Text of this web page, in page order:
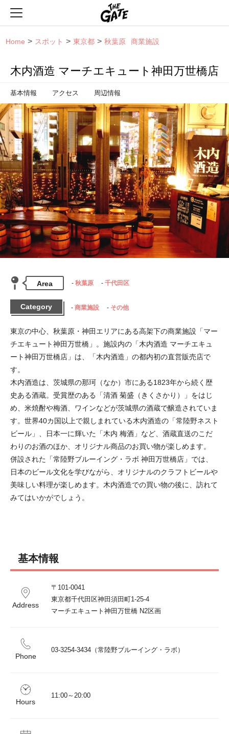
Home スポット 東京都 秋葉原 商業施設
木内酒造 マーチエキュート神田万世橋店
基本情報 アクセス 周辺情報
Area 秋葉原 千代田区
Category 商業施設 その他
東京の中心、秋葉原・神田エリアにある高架下の商業施設「マー
チエキュート神田万世橋」。施設内の「木内酒造 マーチエキュ
ート神田万世橋店」は、「木内酒造」の都内初の直営販売店で
す。
木内酒造は、茨城県の那珂（なか）市にある1823年から続く歴
史ある酒蔵。受賞歴のある「清酒 菊盛（きくさかり）」をはじ
め、米焼酎や梅酒、ワインなどが茨城県の酒蔵で醸造されていま
す。世界40カ国以上で親しまれている木内酒造の「常陸野ネスト
ビール」、日本一に輝いた「木内 梅酒」など、酒蔵直送のこだ
わりのお酒のほか、オリジナル商品のお買い物が楽しめます。
併設された「常陸野ブルーイング・ラボ 神田万世橋店」では、
日本のビール文化を学びながら、オリジナルのクラフトビールや
美味しい料理が楽しめます。木内酒造での買い物の後に、訪れて
みてはいかがでしょう。
基本情報
Address
〒101-0041
東京都千代田区神田須田町1-25-4
マーチエキュート神田万世橋 N2区画
Phone
03-3254-3434（常陸野ブルーイング・ラボ）
Hours
11:00～20:00